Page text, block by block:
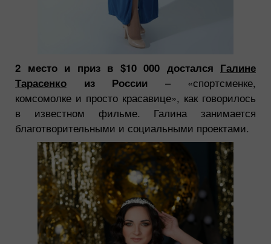
2 место и приз в $10 000 достался Галине
Тарасенко из России – «спортсменке,
комсомолке и просто красавице», как говорилось
в известном фильме. Галина занимается
благотворительными и социальными проектами.